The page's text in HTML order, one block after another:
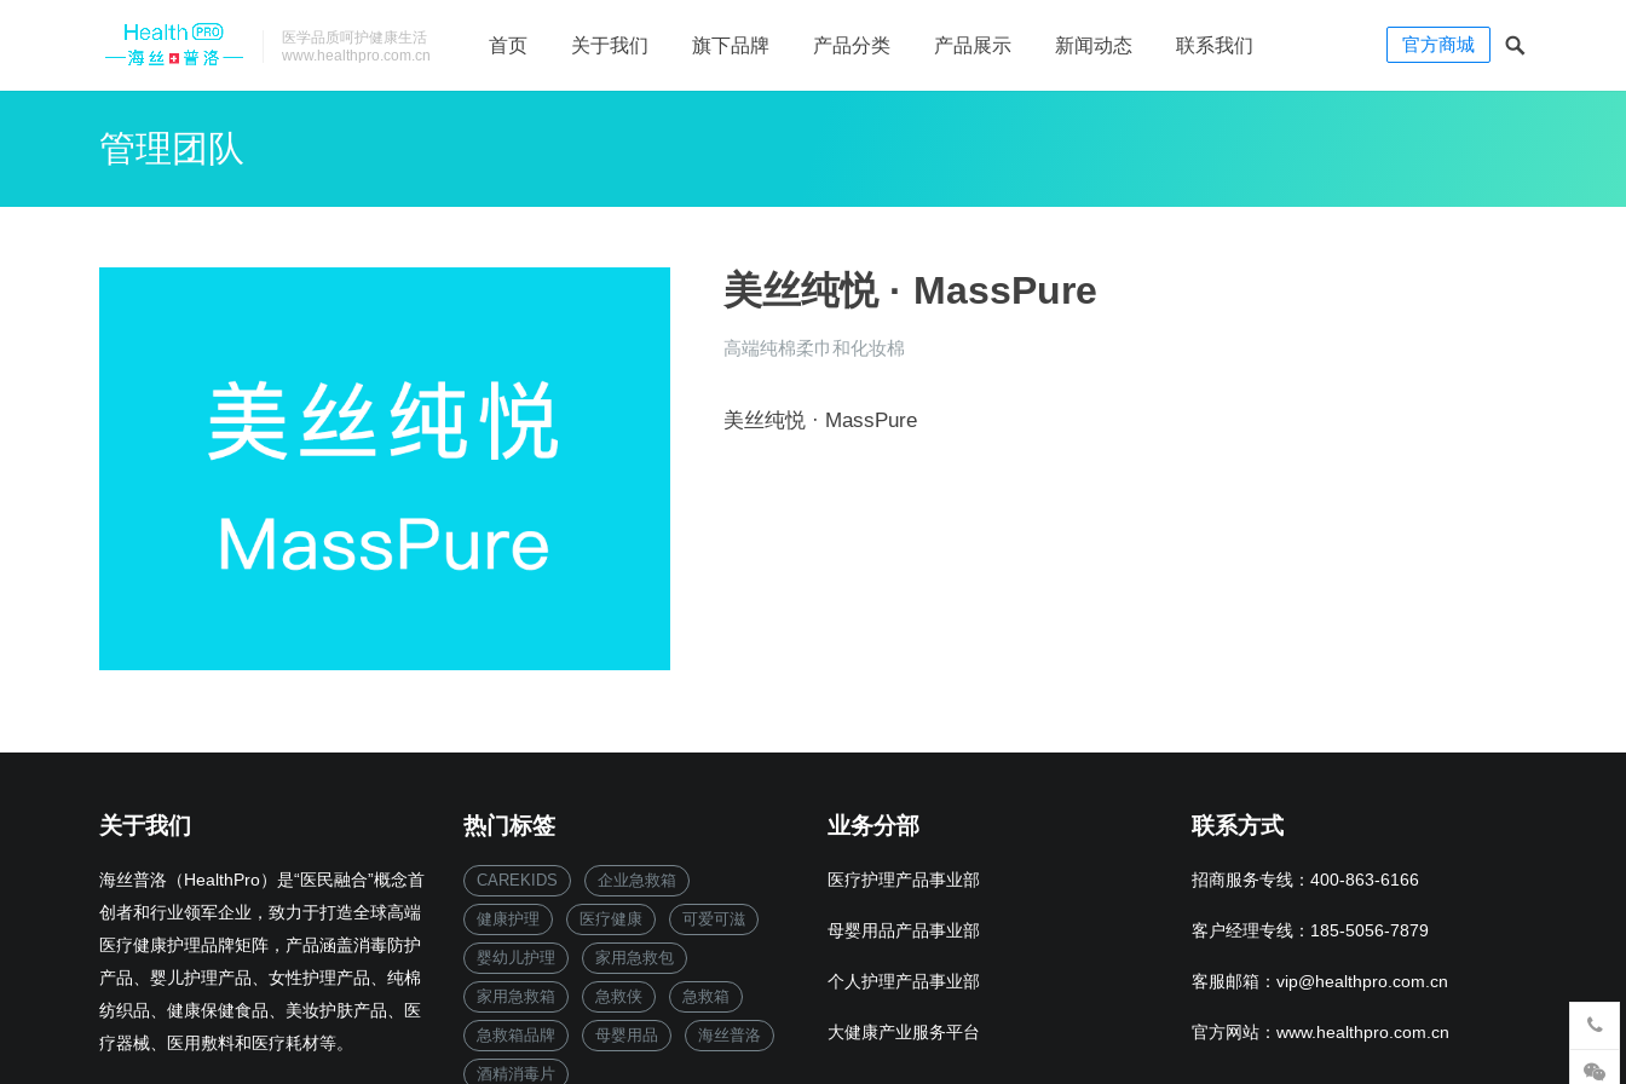
医学品质呵护健康生活
www.healthpro.com.cn
首页 关于我们 旗下品牌 产品分类 产品展示 新闻动态 联系我们 官方商城
管理团队
美丝纯悦 · MassPure
高端纯棉柔巾和化妆棉
美丝纯悦 · MassPure
关于我们
海丝普洛（HealthPro）是“医民融合”概念首
创者和行业领军企业，致力于打造全球高端
医疗健康护理品牌矩阵，产品涵盖消毒防护
产品、婴儿护理产品、女性护理产品、纯棉
纺织品、健康保健食品、美妆护肤产品、医
疗器械、医用敷料和医疗耗材等。
热门标签
CAREKIDS 企业急救箱
健康护理 医疗健康 可爱可滋
婴幼儿护理 家用急救包
家用急救箱 急救侠 急救箱
急救箱品牌 母婴用品 海丝普洛
酒精消毒片
业务分部
医疗护理产品事业部
母婴用品产品事业部
个人护理产品事业部
大健康产业服务平台
联系方式
招商服务专线：400-863-6166
客户经理专线：185-5056-7879
客服邮箱：vip@healthpro.com.cn
官方网站：www.healthpro.com.cn